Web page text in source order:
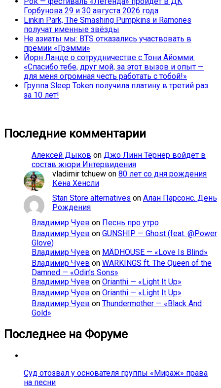
Горбунова 29 и 30 августа 2026 года
Linkin Park, The Smashing Pumpkins и Ramones
получат именные звёзды
Не азиаты мы: BTS отказались участвовать в
премии «Грэмми»
Йорн Ланде о сотрудничестве с Тони Айомми:
«Спасибо тебе, друг мой, за этот вызов и опыт —
для меня огромная честь работать с тобой!»
Группа Sleep Token получила платину в третий раз
за 10 лет!
Последние комментарии
Алексей Дыков on Джо Линн Тёрнер войдёт в
состав жюри Интервидения
vladimir tchuew on 80 лет со дня рождения
Кена Хенсли
Stan Store alternatives on Алан Парсонс. День
Рождения
Владимир Чуев on Песнь про утро
Владимир Чуев on GUNSHIP — Ghost (feat. @Power
Glove)
Владимир Чуев on MÄDHOUSE — «Love Is Blind»
Владимир Чуев on WARKINGS ft. The Queen of the
Damned — «Odin’s Sons»
Владимир Чуев on Orianthi — «Light It Up»
Владимир Чуев on Orianthi — «Light It Up»
Владимир Чуев on Thundermother — «Black And
Gold»
Последнее на Форуме
Суд отозвал у основателя группы «Мираж» права
на песни